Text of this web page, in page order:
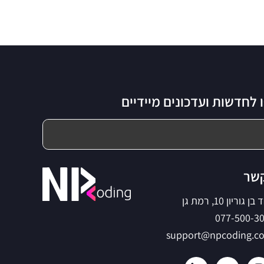
ועדכונים מיידיים
10, רמת גן